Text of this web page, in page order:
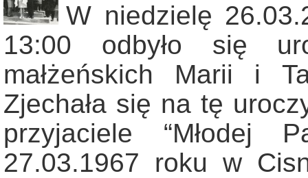
W niedzielę
13:00 odbyło się
małżeńskich Marii i
Zjechała się na tę
przyjaciele “Młodej
27.03.1967 roku w